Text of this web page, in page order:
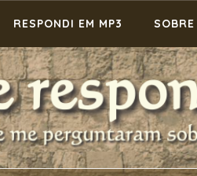
RESPONDI EM MP3